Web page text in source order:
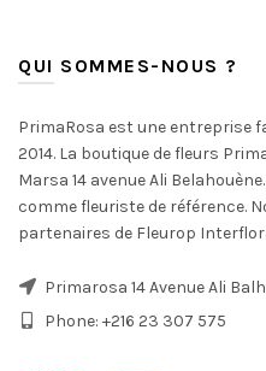
QUI SOMMES-NOUS ?
PrimaRosa est une entreprise
2014. La boutique de fleurs
Marsa 14 avenue Ali
comme fleuriste de référence.
partenaires de Fleurop
Primarosa 14 Avenue Ali
Phone: +216 23 307 575